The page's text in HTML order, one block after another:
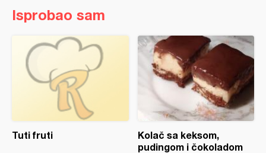
Isprobao sam
Tuti fruti
Kolač sa keksom,
pudingom i čokoladom